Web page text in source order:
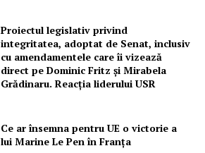
Proiectul legislativ privind
integritatea, adoptat de Senat, inclusiv
cu amendamentele care îi vizează
direct pe Dominic Fritz și Mirabela
Grădinaru. Reacția liderului USR
Ce ar însemna pentru UE o victorie a
lui Marine Le Pen în Franța